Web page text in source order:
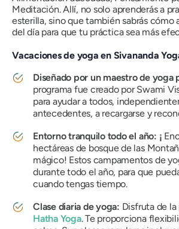
Meditación. Allí, no solo aprenderás a
esterilla, sino que también sabrás cómo
del día para que tu práctica sea más
Vacaciones de yoga en Sivananda
Diseñado por un maestro de yoga
programa fue creado por Swami
para ayudar a todos,
antecedentes, a recargarse y
Entorno tranquilo todo el año: ¡
hectáreas de bosque de las
mágico! Estos campamentos de
durante todo el año, para que
cuando tengas tiempo.
Clase diaria de yoga: Disfruta de
Hatha Yoga. Te proporciona